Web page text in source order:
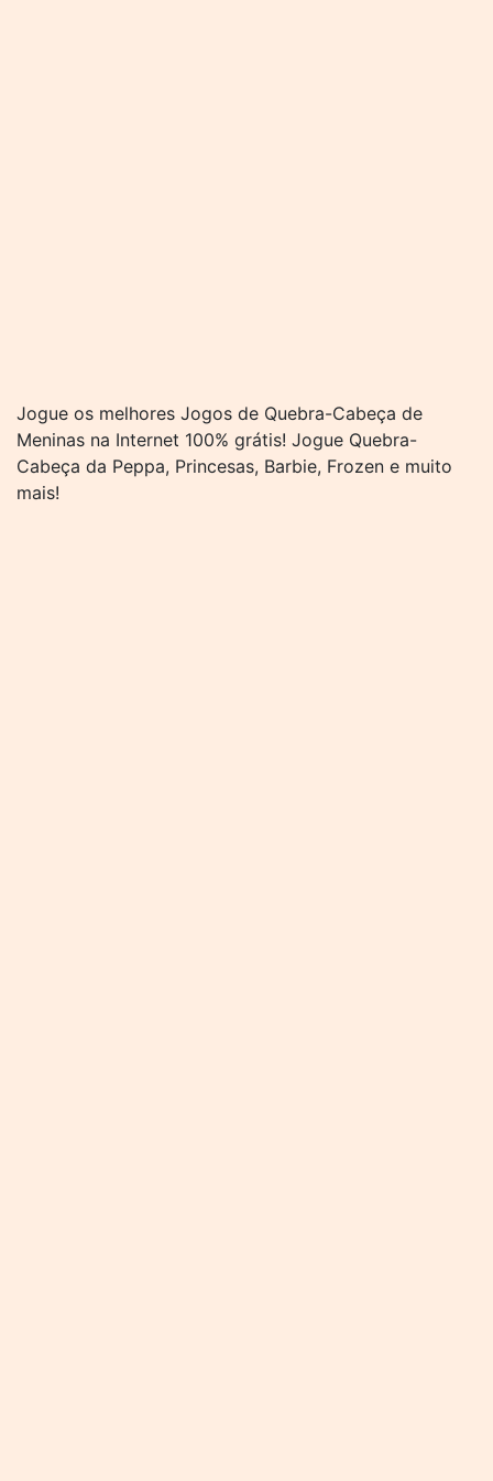
Jogue os melhores Jogos de Quebra-Cabeça de
Meninas na Internet 100% grátis! Jogue Quebra-
Cabeça da Peppa, Princesas, Barbie, Frozen e muito
mais!